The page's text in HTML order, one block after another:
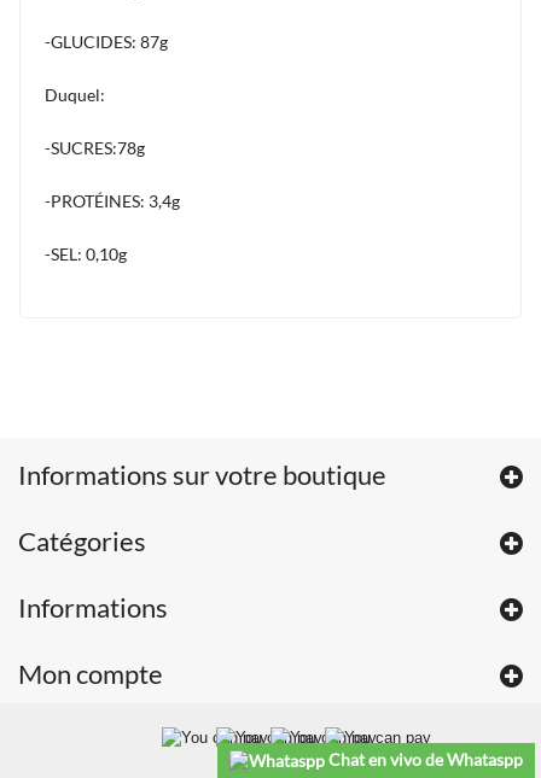
-GLUCIDES: 87g
Duquel:
-SUCRES:78g
-PROTÉINES: 3,4g
-SEL: 0,10g
Informations sur votre boutique
Catégories
Informations
Mon compte
Chat en vivo de Whataspp